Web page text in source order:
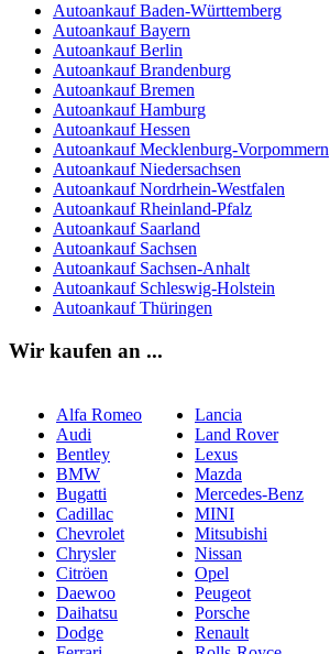
Autoankauf Baden-Württemberg
Autoankauf Bayern
Autoankauf Berlin
Autoankauf Brandenburg
Autoankauf Bremen
Autoankauf Hamburg
Autoankauf Hessen
Autoankauf Mecklenburg-Vorpommern
Autoankauf Niedersachsen
Autoankauf Nordrhein-Westfalen
Autoankauf Rheinland-Pfalz
Autoankauf Saarland
Autoankauf Sachsen
Autoankauf Sachsen-Anhalt
Autoankauf Schleswig-Holstein
Autoankauf Thüringen
Wir kaufen an ...
Alfa Romeo
Audi
Bentley
BMW
Bugatti
Cadillac
Chevrolet
Chrysler
Citröen
Daewoo
Daihatsu
Dodge
Lancia
Land Rover
Lexus
Mazda
Mercedes-Benz
MINI
Mitsubishi
Nissan
Opel
Peugeot
Porsche
Renault